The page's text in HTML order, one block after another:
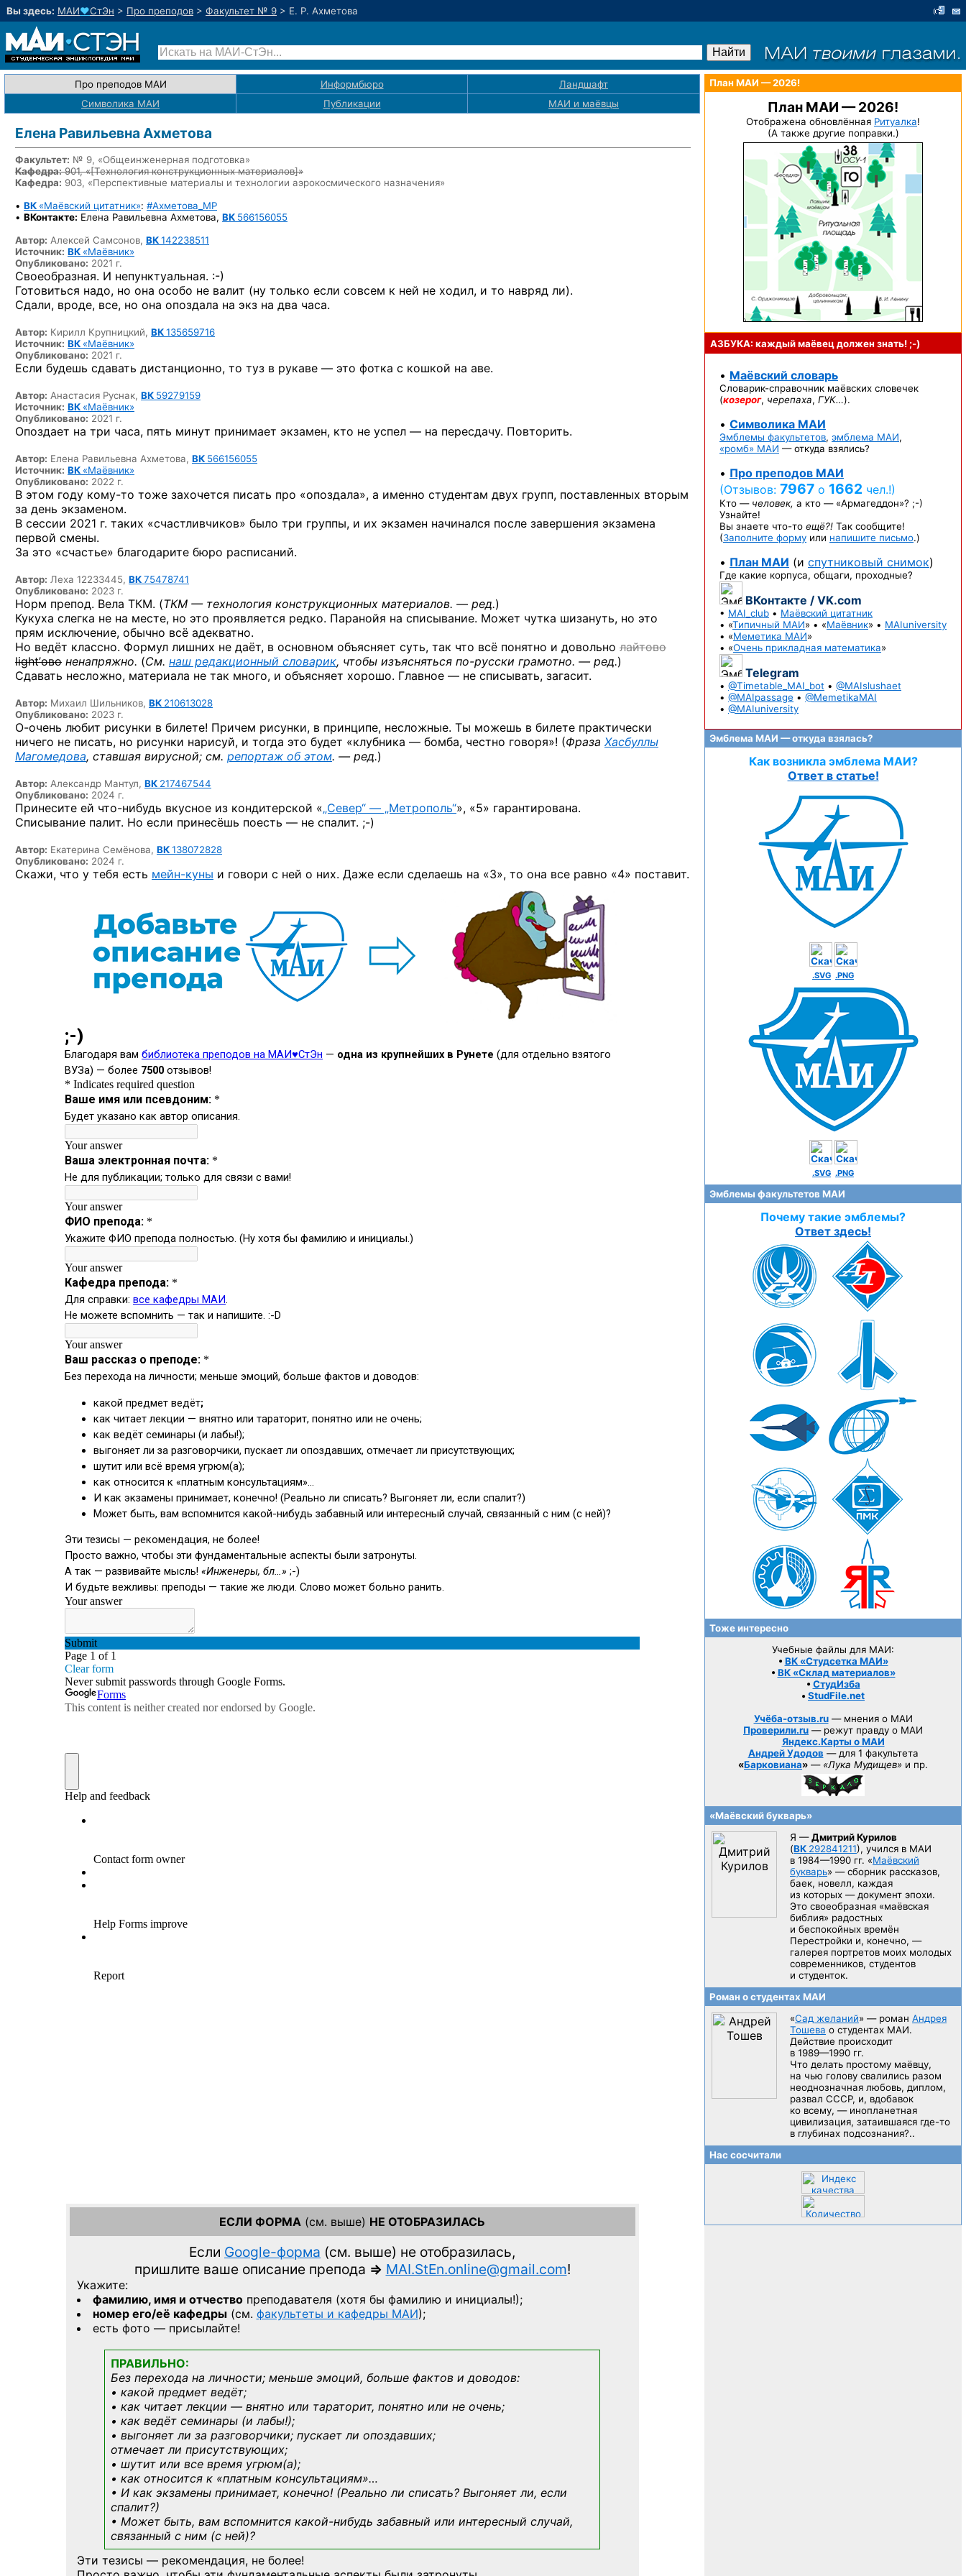
Вы здесь: МАИ♥СтЭн > Про преподов > Факультет № 9 > Е. Р. Ахметова
Про преподов МАИ Информбюро
Ландшафт
Символика МАИ
Публикации МАИ и маёвцы
Елена Равильевна Ахметова
Факультет: № 9, «Общеинженерная подготовка»
Кафедра:901, «[Технология конструкционных материалов]»
Кафедра: 903, «Перспективные материалы и технологии аэрокосмического назначения»
• ВК «Маёвский цитатник»: #Ахметова_MP
• ВКонтакте: Елена Равильевна Ахметова, ВК 566156055
Автор: Алексей Самсонов, ВК142238511
Источник: ВК «Маёвник»
Опубликовано: 2021 г.
Своеобразная. И непунктуальная. :-)
Готовиться надо, но она особо не валит (ну только если совсем к ней не ходил, и то навряд ли).
Сдали, вроде, все, но она опоздала на экз на два часа.
Автор: Кирилл Крупницкий, ВК135659716
Источник: ВК «Маёвник»
Опубликовано: 2021 г.
Если будешь сдавать дистанционно, то туз в рукаве — это фотка с кошкой на аве.
Автор: Анастасия Руснак, ВК 59279159
Источник: ВК «Маёвник»
Опубликовано: 2021 г.
Опоздает на три часа, пять минут принимает экзамен, кто не успел — на пересдачу. Повторить.
Автор: Елена Равильевна Ахметова, ВК 566156055
Источник: ВК «Маёвник»
Опубликовано: 2022 г.
В этом году кому-то тоже захочется писать про «опоздала», а именно студентам двух групп, поставленных вторым
за день экзаменом.
В сессии 2021 г. таких «счастливчиков» было три группы, и их экзамен начинался после завершения экзамена
первой смены.
За это «счастье» благодарите бюро расписаний.
Автор: Леха 12233445, ВК75478741
Опубликовано: 2023 г.
Норм препод. Вела ТКМ. (ТКМ — технология конструкционных материалов. — ред.)
Кукуха слегка не на месте, но это проявляется редко. Паранойя на списывание. Может чутка шизануть, но это
прям исключение, обычно всё адекватно.
Но ведёт классно. Формул лишних не даёт, в основном объясняет суть, так что всё понятно и довольно лайтово
light’ово ненапряжно. (См. наш редакционный словарик, чтобы изъясняться по-русски грамотно. — ред.)
Сдавать несложно, материала не так много, и объясняет хорошо. Главное — не списывать, загасит.
Автор: Михаил Шильников, ВК 210613028
Опубликовано: 2023 г.
О-очень любит рисунки в билете! Причем рисунки, в принципе, несложные. Ты можешь в билете практически
ничего не писать, но рисунки нарисуй, и тогда это будет «клубника — бомба, честно говоря»! (Фраза Хасбуллы
Магомедова, ставшая вирусной; см. репортаж об этом. — ред.)
Автор: Александр Мантул, ВК 217467544
Опубликовано: 2024 г.
Принесите ей что-нибудь вкусное из кондитерской «„Север“ — „Метрополь“», «5» гарантирована.
Списывание палит. Но если принесёшь поесть — не спалит. ;-)
Автор: Екатерина Семёнова, ВК138072828
Опубликовано: 2024 г.
Скажи, что у тебя есть мейн-куны и говори с ней о них. Даже если сделаешь на «3», то она все равно «4» поставит.
ЕСЛИ ФОРМА (см. выше) НЕ ОТОБРАЗИЛАСЬ
Если Google-форма (см. выше) не отобразилась,
пришлите ваше описание препода => MAI.StEn.online@gmail.com!
Укажите:
фамилию, имя и отчествопреподавателя (хотя бы фамилию и инициалы!);
номер его/её кафедры(см. факультеты и кафедры МАИ);
есть фото — присылайте!
ПРАВИЛЬНО:
Без перехода на личности; меньше эмоций, больше фактов и доводов:
• какой предмет ведёт;
• как читает лекции — внятно или тараторит, понятно или не очень;
• как ведёт семинары (и лабы!);
• выгоняет ли за разговорчики; пускает ли опоздавших;
отмечает ли присутствующих;
• шутит или все время угрюм(а);
• как относится к «платным консультациям»…
• И как экзамены принимает, конечно! (Реально ли списать? Выгоняет ли, если
спалит?)
• Может быть, вам вспомнится какой-нибудь забавный или интересный случай,
связанный с ним (с ней)?
Эти тезисы — рекомендация, не более!
План МАИ — 2026!
План МАИ — 2026!
Отображена обновлённая Ритуалка!
(А также другие поправки.)
АЗБУКА: каждый маёвец должензнать! ;-)
• Маёвский словарь
Словарик-справочник маёвских словечек
(козерог, черепаха, ГУК…).
• Символика МАИ
Эмблемы факультетов, эмблема МАИ,
«ромб» МАИ — откуда взялись?
• Про преподов МАИ
(Отзывов: 7967 о 1662 чел.!)
Кто — человек, а кто — «Армагеддон»? ;-)
Узнайте!
Вы знаете что-то ещё?! Так сообщите!
(Заполните форму или напишите письмо.)
• План МАИ (и спутниковый снимок)
Где какие корпуса, общаги, проходные?
ВКонтакте / VK.com
• MAI_club • Маёвский цитатник
• «Типичный МАИ» • «Маёвник» • MAIuniversity
• «Меметика МАИ»
• «Очень прикладная математика»
Telegram
• @Timetable_MAI_bot • @MAIslushaet
• @MAIpassage • @MemetikaMAI
• @MAIuniversity
Эмблема МАИ — откуда взялась?
Как возникла эмблема МАИ?
Ответ в статье!
.SVG .PNG
.SVG .PNG
Эмблемы факультетов МАИ
Почему такие эмблемы?
Ответ здесь!
Тоже интересно
Учебные файлы для МАИ:
• ВК «Студсетка МАИ»
• ВК «Склад материалов»
• СтудИзба
• StudFile.net
Учёба-отзыв.ru— мнения о МАИ
Проверили.ru — режут правду о МАИ
Яндекс.Карты о МАИ
Андрей Удодов — для 1 факультета
«Барковиана» — «Лука Мудищев» и пр.
«Маёвский букварь»
Я —Дмитрий Курилов
(ВК 292841211), учился в МАИ
в 1984—1990 гг. «Маёвский
букварь» — сборник рассказов,
баек, новелл, каждая
из которых — документ эпохи.
Это своеобразная «маёвская
библия» радостных
и беспокойных времён
Перестройки и, конечно, —
галерея портретов моих молодых
современников, студентов
и студенток.
Роман о студентах МАИ
«Сад желаний» — роман Андрея
Тошева о студентах МАИ.
Действие происходит
в 1989—1990 гг.
Что делать простому маёвцу,
на чью голову свалились разом
неоднозначная любовь, диплом,
развал CCCP, и, вдобавок
ко всему, — инопланетная
цивилизация, затаившаяся где-то
в глубинах подсознания?..
Нас сосчитали